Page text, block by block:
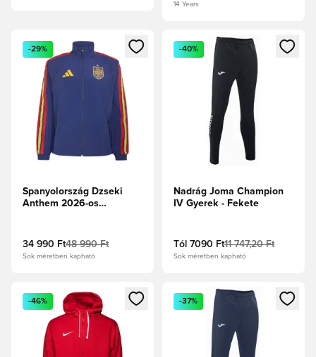
14 Years
Megnyit egy modált a bejelentkezéshez vagy a tagként
-29%
Spanyolország Dzseki
Anthem 2026-os
34 990 Ft48 990 Ft
Sok méretben kapható
Megnyit egy modált a
-40%
Nadrág Joma Champion
IV Gyerek - Fekete
Tól 7090 Ft11 747,20 Ft
Sok méretben kapható
Megnyit egy modált a bejelentkezéshez vagy a tagként
-46%
Megnyit egy modált a
-37%